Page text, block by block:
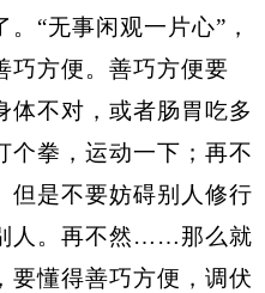
“无事闲观一片心”，
巧方便。善巧方便要
体不对，或者肠胃吃多
个拳，运动一下；再不
但是不要妨碍别人修行
人。再不然……那么就
要懂得善巧方便，调伏